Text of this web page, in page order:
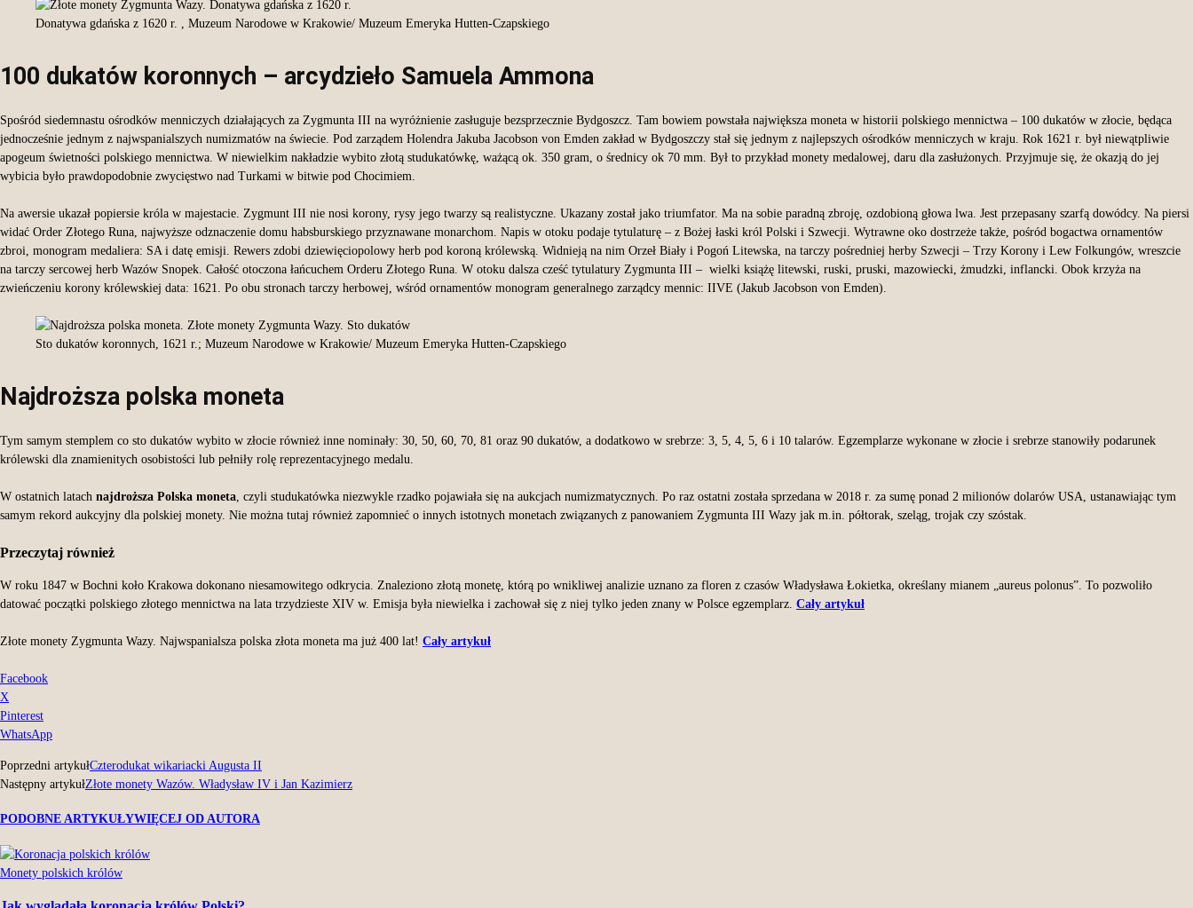
Donatywa gdańska z 1620 r. , Muzeum Narodowe w Krakowie/ Muzeum Emeryka Hutten-Czapskiego
100 dukatów koronnych – arcydzieło Samuela Ammona
Spośród siedemnastu ośrodków menniczych działających za Zygmunta III na wyróżnienie zasługuje bezsprzecznie Bydgoszcz. Tam bowiem powstała największa moneta w historii polskiego mennictwa – 100 dukatów w złocie, będąca
jednocześnie jednym z najwspanialszych numizmatów na świecie. Pod zarządem Holendra Jakuba Jacobson von Emden zakład w Bydgoszczy stał się jednym z najlepszych ośrodków menniczych w kraju. Rok 1621 r. był niewątpliwie
apogeum świetności polskiego mennictwa. W niewielkim nakładzie wybito złotą studukatówkę, ważącą ok. 350 gram, o średnicy ok 70 mm. Był to przykład monety medalowej, daru dla zasłużonych. Przyjmuje się, że okazją do jej
wybicia było prawdopodobnie zwycięstwo nad Turkami w bitwie pod Chocimiem.
Na awersie ukazał popiersie króla w majestacie. Zygmunt III nie nosi korony, rysy jego twarzy są realistyczne. Ukazany został jako triumfator. Ma na sobie paradną zbroję, ozdobioną głowa lwa. Jest przepasany szarfą dowódcy. Na piersi
widać Order Złotego Runa, najwyższe odznaczenie domu habsburskiego przyznawane monarchom. Napis w otoku podaje tytulaturę – z Bożej łaski król Polski i Szwecji. Wytrawne oko dostrzeże także, pośród bogactwa ornamentów
zbroi, monogram medaliera: SA i datę emisji. Rewers zdobi dziewięciopolowy herb pod koroną królewską. Widnieją na nim Orzeł Biały i Pogoń Litewska, na tarczy pośredniej herby Szwecji – Trzy Korony i Lew Folkungów, wreszcie
na tarczy sercowej herb Wazów Snopek. Całość otoczona łańcuchem Orderu Złotego Runa. W otoku dalsza cześć tytulatury Zygmunta III – wielki książę litewski, ruski, pruski, mazowiecki, żmudzki, inflancki. Obok krzyża na
zwieńczeniu korony królewskiej data: 1621. Po obu stronach tarczy herbowej, wśród ornamentów monogram generalnego zarządcy mennic: IIVE (Jakub Jacobson von Emden).
Sto dukatów koronnych, 1621 r.; Muzeum Narodowe w Krakowie/ Muzeum Emeryka Hutten-Czapskiego
Najdroższa polska moneta
Tym samym stemplem co sto dukatów wybito w złocie również inne nominały: 30, 50, 60, 70, 81 oraz 90 dukatów, a dodatkowo w srebrze: 3, 5, 4, 5, 6 i 10 talarów. Egzemplarze wykonane w złocie i srebrze stanowiły podarunek
królewski dla znamienitych osobistości lub pełniły rolę reprezentacyjnego medalu.
W ostatnich latach najdroższa Polska moneta , czyli studukatówka niezwykle rzadko pojawiała się na aukcjach numizmatycznych. Po raz ostatni została sprzedana w 2018 r. za sumę ponad 2 milionów dolarów USA, ustanawiając tym
samym rekord aukcyjny dla polskiej monety. Nie można tutaj również zapomnieć o innych istotnych monetach związanych z panowaniem Zygmunta III Wazy jak m.in. półtorak, szeląg, trojak czy szóstak.
Przeczytaj również
W roku 1847 w Bochni koło Krakowa dokonano niesamowitego odkrycia. Znaleziono złotą monetę, którą po wnikliwej analizie uznano za floren z czasów Władysława Łokietka, określany mianem „aureus polonus”. To pozwoliło
datować początki polskiego złotego mennictwa na lata trzydzieste XIV w. Emisja była niewielka i zachował się z niej tylko jeden znany w Polsce egzemplarz. Cały artykuł
Złote monety Zygmunta Wazy. Najwspanialsza polska złota moneta ma już 400 lat! Cały artykuł
Facebook
X
Pinterest
WhatsApp
Poprzedni artykułCzterodukat wikariacki Augusta II
Następny artykułZłote monety Wazów. Władysław IV i Jan Kazimierz
PODOBNE ARTYKUŁYWIĘCEJ OD AUTORA
Monety polskich królów